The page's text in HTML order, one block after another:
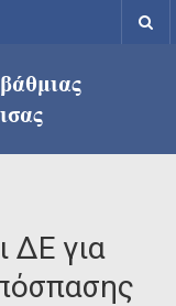
ΔΕ για